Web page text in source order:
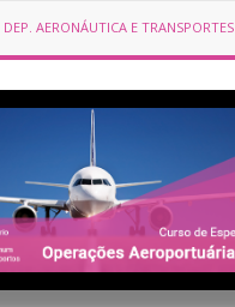
DEP. AERONÁUTICA E TRANSPORTES